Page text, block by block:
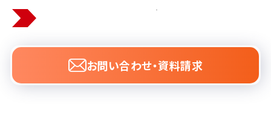
2026年度デジタル化・AI導入補助金対
お問い合わせ・資料請求